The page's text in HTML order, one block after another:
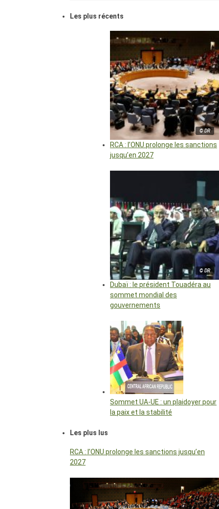
Les plus récents
© DR
RCA : l’ONU prolonge les sanctions
jusqu’en 2027
© DR
Dubaï : le président Touadéra au
sommet mondial des
gouvernements
Sommet UA-UE : un plaidoyer pour
la paix et la stabilité
Les plus lus
RCA : l’ONU prolonge les sanctions jusqu’en
2027